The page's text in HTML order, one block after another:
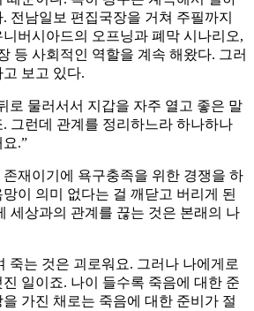
전남일보 편집국장을 거쳐 주필까지
버시아드의 오프닝과 폐막 시나리오,
등 사회적인 역할을 계속 해왔다. 그러
보고 있다.
로 물러서서 지갑을 자주 열고 좋은 말
그런데 관계를 정리하느라 하나하나
.”
재이기에 욕구충족을 위한 경쟁을 하
이 의미 없다는 걸 깨닫고 버리게 된
세상과의 관계를 끊는 것은 본래의 나
죽는 것은 괴로워요. 그러나 나에게로
일이죠. 나이 들수록 죽음에 대한 준
가진 채로는 죽음에 대한 준비가 절